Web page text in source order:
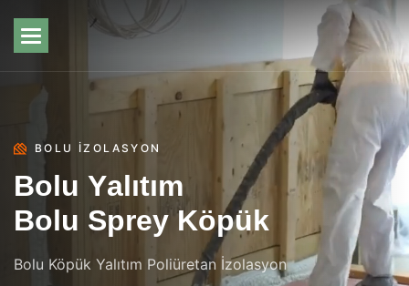
BOLU İZOLASYON
Bolu Yalıtım
Bolu Sprey Köpük
Bolu Köpük Yalıtım Poliüretan İzolasyon